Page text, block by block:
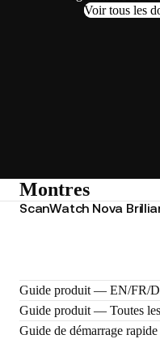
Voir tous les
Montres
ScanWatch Nova
Guide produit — EN/FR/
Guide produit — Toutes
Guide de démarrage rapide